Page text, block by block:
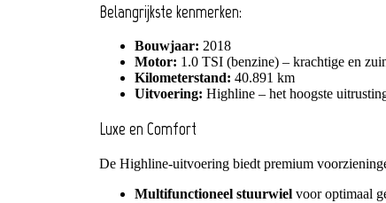
Belangrijkste kenmerken:
Bouwjaar: 2018
Motor: 1.0 TSI (benzine) – krachtige en
Kilometerstand: 40.891 km
Uitvoering: Highline – het hoogste
Luxe en Comfort
De Highline-uitvoering biedt premium
Multifunctioneel stuurwiel voor optimaal